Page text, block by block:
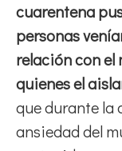
cuarentena
personas
relación con el
quienes el
que durante la
ansiedad del